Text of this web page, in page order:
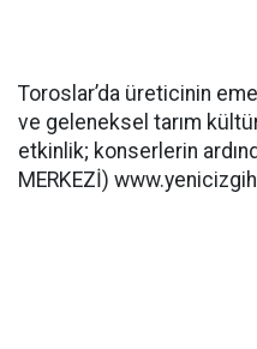
Toroslar’da üreticinin
ve geleneksel tarım
etkinlik; konserlerin
MERKEZİ)